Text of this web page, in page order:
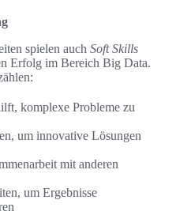
spielen auch Soft Skills
Erfolg im Bereich Big Data.
komplexe Probleme zu
um innovative Lösungen
mit anderen
um Ergebnisse